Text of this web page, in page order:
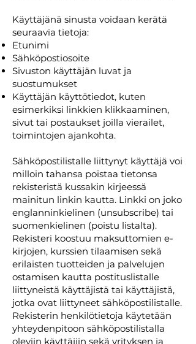
Käyttäjänä sinusta voidaan kerätä
seuraavia tietoja:
Etunimi
Sähköpostiosoite
Sivuston käyttäjän luvat ja
suostumukset
Käyttäjän käyttötiedot, kuten
esimerkiksi linkkien klikkaaminen,
sivut tai postaukset joilla vierailet,
toimintojen ajankohta.
Sähköpostilistalle liittynyt käyttäjä voi
milloin tahansa poistaa tietonsa
rekisteristä kussakin kirjeessä
mainitun linkin kautta. Linkki on joko
englanninkielinen (unsubscribe) tai
suomenkielinen (poistu listalta).
Rekisteri koostuu maksuttomien e-
kirjojen, kurssien tilaamisen sekä
erilaisten tuotteiden ja palvelujen
ostamisen kautta postituslistalle
liittyneistä käyttäjistä tai käyttäjistä,
jotka ovat liittyneet sähköpostilistalle.
Rekisterin henkilötietoja käytetään
yhteydenpitoon sähköpostilistalla
oleviin käyttäjiin sekä yrityksen ja